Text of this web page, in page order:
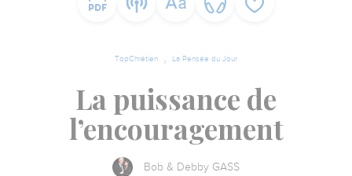
TopChrétien La Pensée du Jour
La puissance de
l’encouragement
Bob & Debby GASS